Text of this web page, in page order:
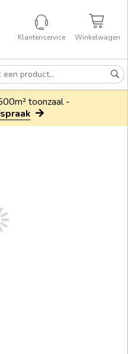
Klantenservice Winkelwagen
toonzaal -